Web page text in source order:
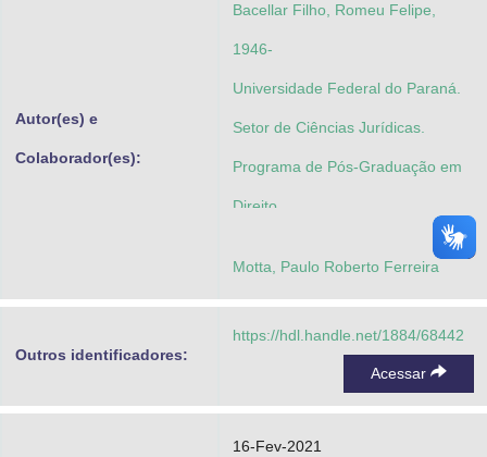
Autor(es) e
Colaborador(es):
Bacellar Filho, Romeu Felipe,
1946-
Universidade Federal do Paraná.
Setor de Ciências Jurídicas.
Programa de Pós-Graduação em
Direito
Motta, Paulo Roberto Ferreira
Outros identificadores:
https://hdl.handle.net/1884/68442
Acessar
16-Fev-2021